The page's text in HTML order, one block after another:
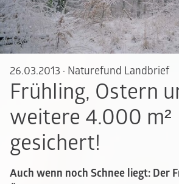
26.03.2013 · Naturefund Landbrief
Frühling, Ostern
weitere 4.000 m²
gesichert!
Auch wenn noch Schnee liegt: Der